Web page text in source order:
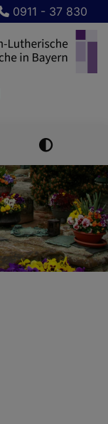
0911 - 37 830